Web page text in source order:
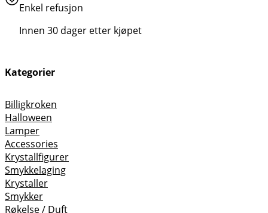
Enkel refusjon
Innen 30 dager etter kjøpet
Kategorier
Billigkroken
Halloween
Lamper
Accessories
Krystallfigurer
Smykkelaging
Krystaller
Smykker
Røkelse / Duft